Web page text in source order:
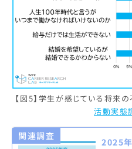
【図5】学生が感じている将来
活動実態
関連調査
2025